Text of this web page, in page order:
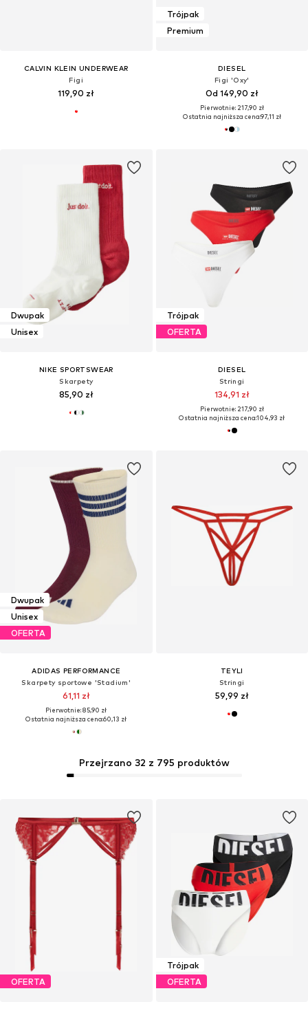
CALVIN KLEIN UNDERWEAR
Figi
119,90 zł
Trójpak
Premium
DIESEL
Figi 'Oxy'
Od 149,90 zł
Pierwotnie: 217,90 zł
Ostatnia najniższa cena:97,11 zł
Dwupak
Unisex
NIKE SPORTSWEAR
Skarpety
85,90 zł
Trójpak
OFERTA
DIESEL
Stringi
134,91 zł
Pierwotnie: 217,90 zł
Ostatnia najniższa cena:104,93 zł
Dwupak
Unisex
OFERTA
ADIDAS PERFORMANCE
Skarpety sportowe 'Stadium'
61,11 zł
Pierwotnie: 85,90 zł
Ostatnia najniższa cena:60,13 zł
TEYLI
Stringi
59,99 zł
OFERTA
Przejrzano 32 z 795 produktów
Trójpak
OFERTA